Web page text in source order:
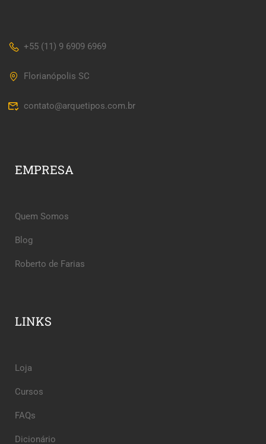
+55 (11) 9 6909 6969
Florianópolis SC
contato@arquetipos.com.br
EMPRESA
Quem Somos
Blog
Roberto de Farias
LINKS
Loja
Cursos
FAQs
Dicionário